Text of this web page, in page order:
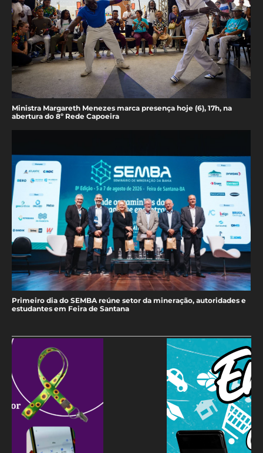
Ministra Margareth Menezes marca presença hoje (6), 17h, na
abertura do 8º Rede Capoeira
Primeiro dia do SEMBA reúne setor da mineração, autoridades e
estudantes em Feira de Santana